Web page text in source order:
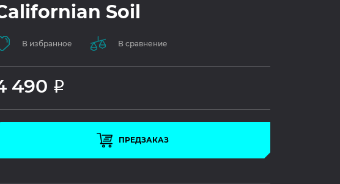
Soil
В избранное В сравнение
490 Р
ПРЕДЗАКАЗ